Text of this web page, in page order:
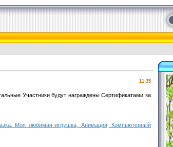
11:35
Участники будут награждены Сертификатами за
Моя любимая игрушка, Анимация, Компьютерный